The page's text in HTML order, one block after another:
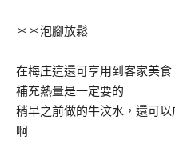
＊＊泡腳放鬆
在梅庄這還可享用到客家美
補充熱量是一定要的
稍早之前做的牛汶水，還可
啊